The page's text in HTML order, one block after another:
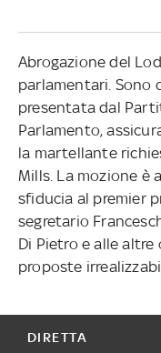
Abrogazione del
parlamentari. Sono
presentata dal
Parlamento,
la martellante
Mills. La mozione è
sfiducia al premier
segretario
Di Pietro e alle
proposte
DIRETTA